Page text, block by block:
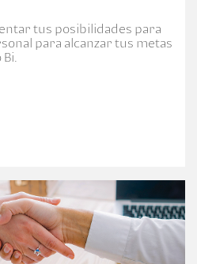
tus posibilidades para
para alcanzar tus metas